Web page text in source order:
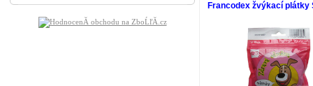
Francodex žvýkací plátky